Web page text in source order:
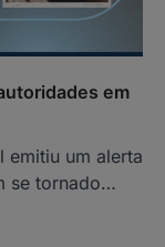
em
emitiu um alerta
se tornado…